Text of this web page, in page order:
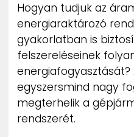
Hogyan tudjuk az
energiaraktározó
gyakorlatban is
felszereléseinek
egyszersmind nagy
megterhelik a
rendszerét.